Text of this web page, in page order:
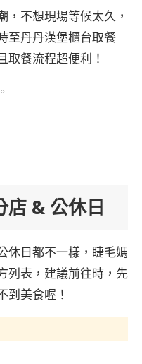
，不想現場等候太久，
至丹丹漢堡櫃台取餐
取餐流程超便利！
店 & 公休日
休日都不一樣，睫毛媽
列表，建議前往時，先
到美食喔！